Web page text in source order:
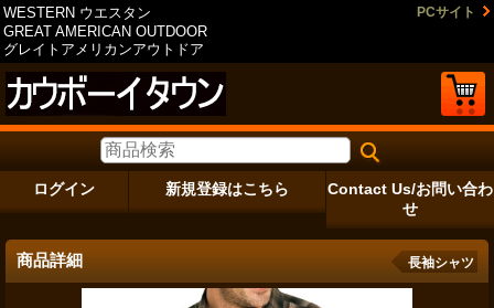
WESTERN ウエスタン
GREAT AMERICAN OUTDOOR
グレイトアメリカンアウトドア
PCサイト
ログイン 新規登録はこちら
Contact Us/お問い合わ
せ
商品詳細 長袖シャツ